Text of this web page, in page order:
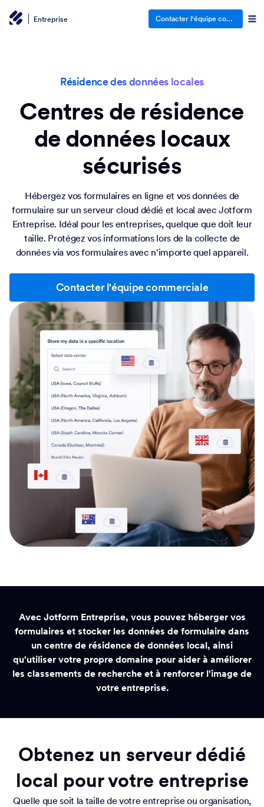
Entreprise Contacter l'équipe commerciale
Résidence des données locales
Centres de résidence
de données locaux
sécurisés
Hébergez vos formulaires en ligne et vos données de
formulaire sur un serveur cloud dédié et local avec Jotform
Entreprise. Idéal pour les entreprises, quelque que doit leur
taille. Protégez vos informations lors de la collecte de
données via vos formulaires avec n'importe quel appareil.
Contacter l'équipe commerciale
Avec Jotform Entreprise, vous pouvez héberger vos
formulaires et stocker les données de formulaire dans
un centre de résidence de données local, ainsi
qu'utiliser votre propre domaine pour aider à améliorer
les classements de recherche et à renforcer l'image de
votre entreprise.
Obtenez un serveur dédié
local pour votre entreprise
Quelle que soit la taille de votre entreprise ou organisation,